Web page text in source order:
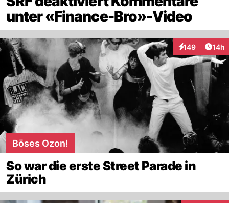
unter «Finance-Bro»-Video
149
Interaktionen
14h
Böses Ozon!
So war die erste Street Parade in
Zürich